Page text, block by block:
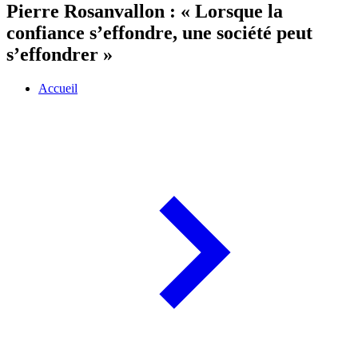
Pierre Rosanvallon : « Lorsque la
confiance s’effondre, une société peut
s’effondrer »
Accueil